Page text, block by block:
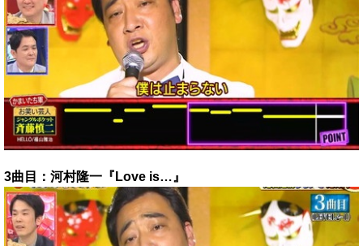
3曲目：河村隆一『Love is…』